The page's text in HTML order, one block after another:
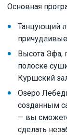
Основная
Танцующий
Высота Эфа,
полоске
Куршский
Озеро
созданным
— вы
сделать